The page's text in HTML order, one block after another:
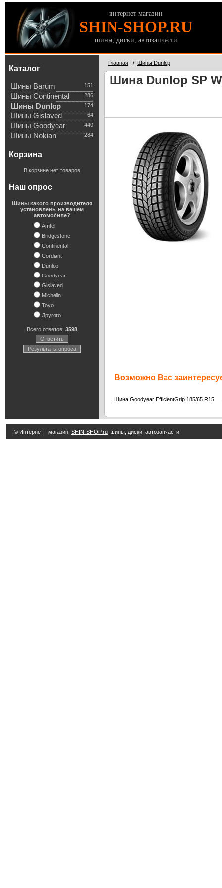
интернет магазин
SHIN-SHOP.RU
шины, диски, автозапчасти
Каталог
151
Шины Barum
286
Шины Continental
174
Шины Dunlop
64
Шины Gislaved
440
Шины Goodyear
284
Шины Nokian
Корзина
В корзине нет товаров
Наш опрос
Шины какого производителя
установлены на вашем
автомобиле?
Amtel
Bridgestone
Continental
Cordiant
Dunlop
Goodyear
Gislaved
Michelin
Toyo
Другого
Всего ответов: 3598
Ответить
Результаты опроса
Главная / Шины Dunlop
Шина Dunlop SP
Возможно Вас
Шина Goodyear EfficientGrip 185/65 R15
© Интернет - магазин SHIN-SHOP.ru шины, диски, автозапчасти